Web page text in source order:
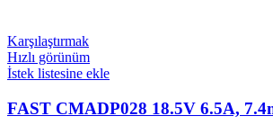
Karşılaştırmak
Hızlı görünüm
İstek listesine ekle
FAST CMADP028 18.5V 6.5A,